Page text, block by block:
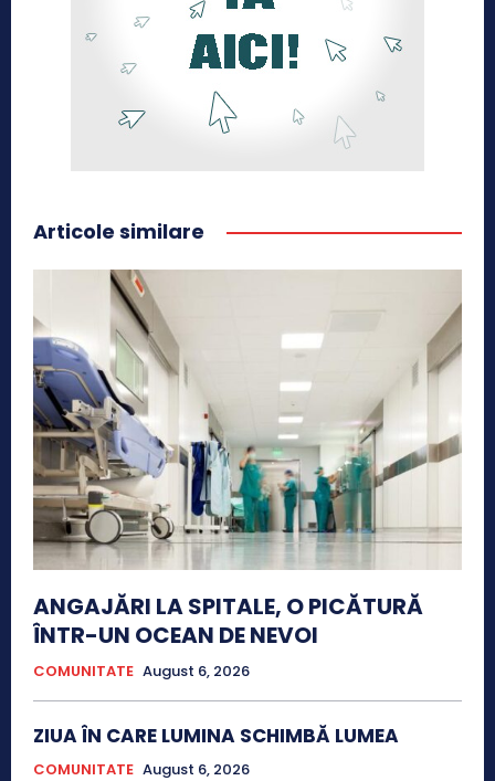
Articole similare
ANGAJĂRI LA SPITALE, O PICĂTURĂ
ÎNTR-UN OCEAN DE NEVOI
COMUNITATE August 6, 2026
ZIUA ÎN CARE LUMINA SCHIMBĂ LUMEA
COMUNITATE August 6, 2026